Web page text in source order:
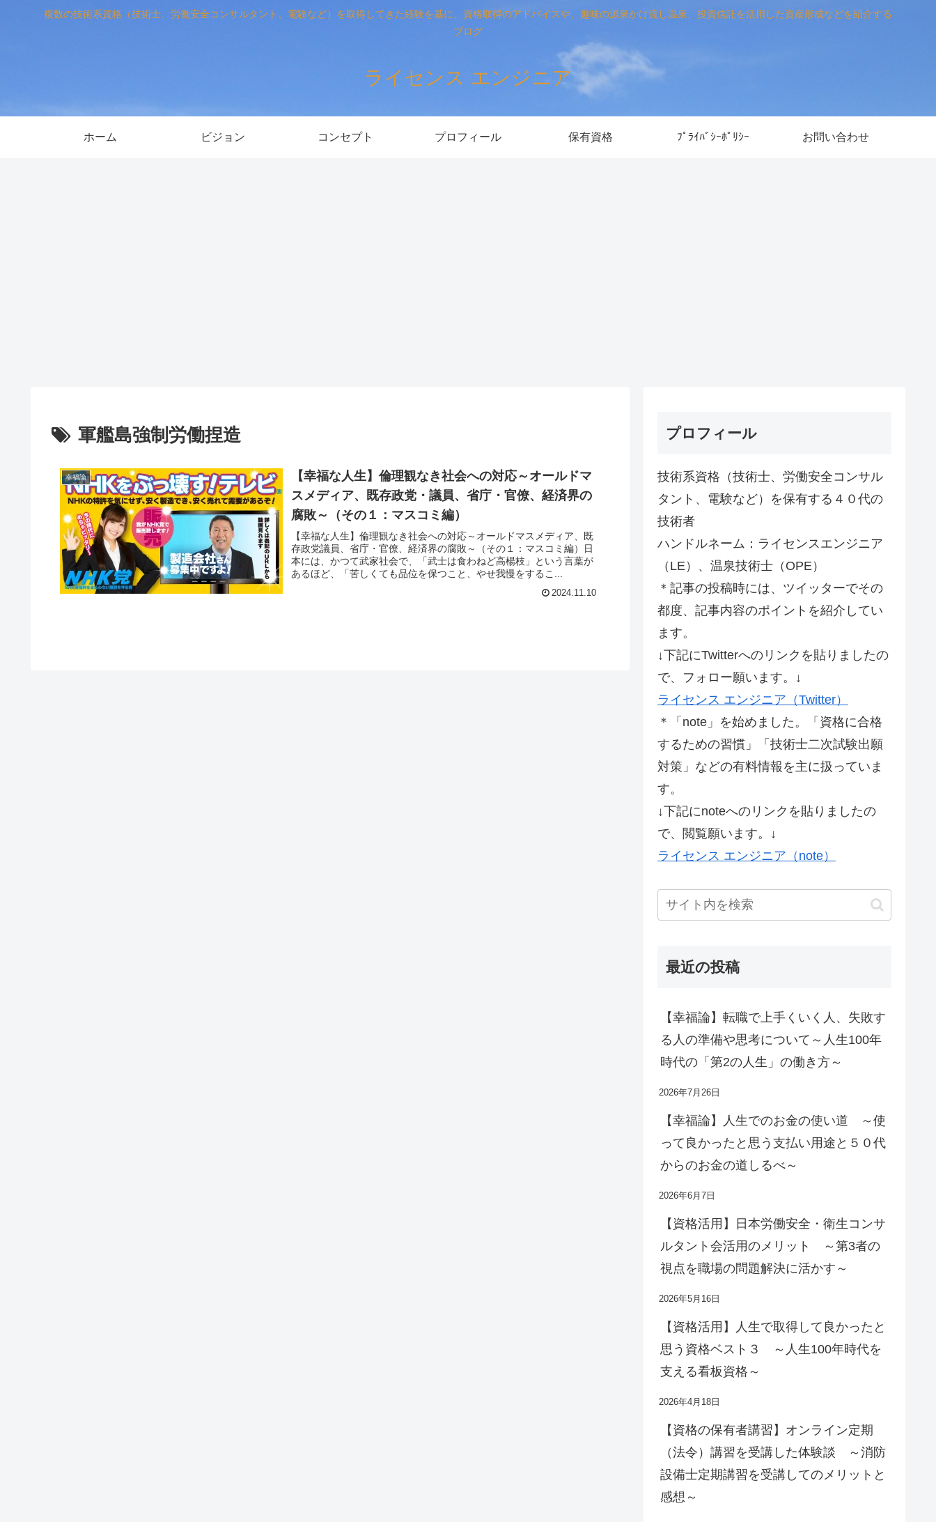
複数の技術系資格（技術士、労働安全コンサルタント、電験など）を取得してきた経験を基に、資格取得のアドバイスや、趣味の源泉かけ流し温泉、投資信託を活用した資産形成などを紹介する
ブログ
ライセンス エンジニア
ホーム ビジョン コンセプト プロフィール 保有資格 ﾌﾟﾗｲﾊﾞｼｰﾎﾟﾘｼｰ お問い合わせ
軍艦島強制労働捏造
幸福論
【幸福な人生】倫理観なき社会への対応～オールドマ
スメディア、既存政党・議員、省庁・官僚、経済界の
腐敗～（その１：マスコミ編）
【幸福な人生】倫理観なき社会への対応～オールドマスメディア、既
存政党議員、省庁・官僚、経済界の腐敗～（その１：マスコミ編）日
本には、かつて武家社会で、「武士は食わねど高楊枝」という言葉が
あるほど、「苦しくても品位を保つこと、やせ我慢をするこ...
2024.11.10
プロフィール
技術系資格（技術士、労働安全コンサル
タント、電験など）を保有する４０代の
技術者
ハンドルネーム：ライセンスエンジニア
（LE）、温泉技術士（OPE）
＊記事の投稿時には、ツイッターでその
都度、記事内容のポイントを紹介してい
ます。
↓下記にTwitterへのリンクを貼りましたの
で、フォロー願います。↓
ライセンス エンジニア（Twitter）
＊「note」を始めました。「資格に合格
するための習慣」「技術士二次試験出願
対策」などの有料情報を主に扱っていま
す。
↓下記にnoteへのリンクを貼りましたの
で、閲覧願います。↓
ライセンス エンジニア（note）
最近の投稿
【幸福論】転職で上手くいく人、失敗す
る人の準備や思考について～人生100年
時代の「第2の人生」の働き方～
2026年7月26日
【幸福論】人生でのお金の使い道 ～使
って良かったと思う支払い用途と５０代
からのお金の道しるべ～
2026年6月7日
【資格活用】日本労働安全・衛生コンサ
ルタント会活用のメリット ～第3者の
視点を職場の問題解決に活かす～
2026年5月16日
【資格活用】人生で取得して良かったと
思う資格ベスト３ ～人生100年時代を
支える看板資格～
2026年4月18日
【資格の保有者講習】オンライン定期
（法令）講習を受講した体験談 ～消防
設備士定期講習を受講してのメリットと
感想～